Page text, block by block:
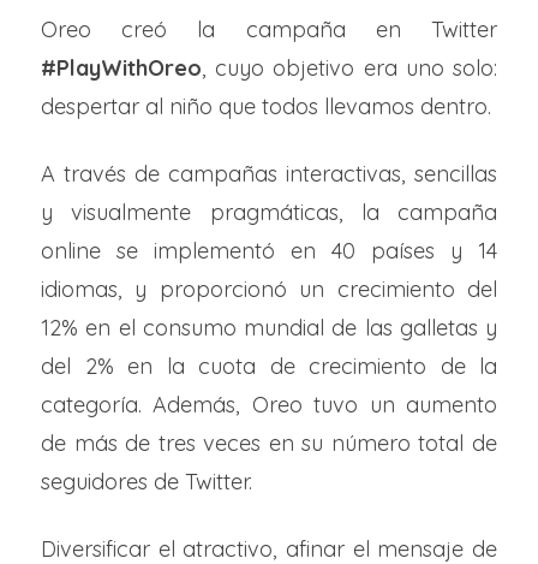
Oreo creó la campaña en Twitter
#PlayWithOreo, cuyo objetivo era uno solo:
despertar al niño que todos llevamos dentro.
A través de campañas interactivas, sencillas
y visualmente pragmáticas, la campaña
online se implementó en 40 países y 14
idiomas, y proporcionó un crecimiento del
12% en el consumo mundial de las galletas y
del 2% en la cuota de crecimiento de la
categoría. Además, Oreo tuvo un aumento
de más de tres veces en su número total de
seguidores de Twitter.
Diversificar el atractivo, afinar el mensaje de